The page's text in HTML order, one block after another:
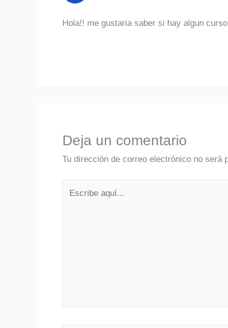
Hola!! me gustaria saber si hay algun
Deja un comentario
Tu dirección de correo electrónico no será